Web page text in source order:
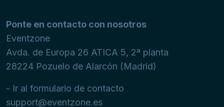
Ponte en contacto con nosotros
Eventzone
Avda. de Europa 26 ATICA 5, 2ª planta
28224 Pozuelo de Alarcón (Madrid)
- Ir al formulario de contacto
support@eventzone.es